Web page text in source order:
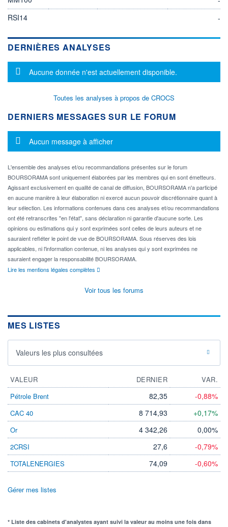
RSI14
-
DERNIÈRES ANALYSES
Message d'information
Aucune donnée n'est actuellement disponible.
Toutes les analyses à propos de CROCS
DERNIERS MESSAGES SUR LE FORUM
Message d'information
Aucun message à afficher
L'ensemble des analyses et/ou recommandations présentes sur le forum
BOURSORAMA sont uniquement élaborées par les membres qui en sont émetteurs.
Agissant exclusivement en qualité de canal de diffusion, BOURSORAMA n'a participé
en aucune manière à leur élaboration ni exercé aucun pouvoir discrétionnaire quant à
leur sélection. Les informations contenues dans ces analyses et/ou recommandations
ont été retranscrites "en l'état", sans déclaration ni garantie d'aucune sorte. Les
opinions ou estimations qui y sont exprimées sont celles de leurs auteurs et ne
sauraient refléter le point de vue de BOURSORAMA. Sous réserves des lois
applicables, ni l'information contenue, ni les analyses qui y sont exprimées ne
sauraient engager la responsabilité BOURSORAMA.
Lire les mentions légales complètes
Voir tous les forums
MES LISTES
Valeurs les plus consultées
VALEUR DERNIER
VAR.
Pétrole Brent
82,35 -0,88%
CAC 40 8 714,93 +0,17%
Or 4 342,26 0,00%
2CRSI 27,6 -0,79%
TOTALENERGIES 74,09 -0,60%
Gérer mes listes
* Liste des cabinets d'analystes ayant suivi la valeur au moins une fois dans